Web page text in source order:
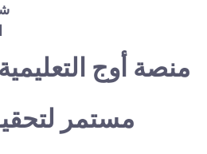
منصة أوج
مستمر